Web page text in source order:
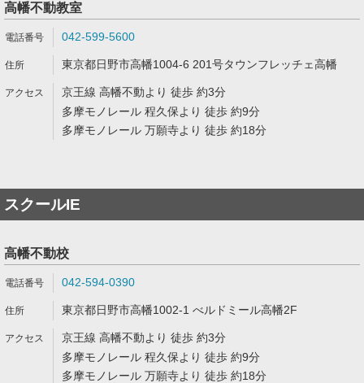
高幡不動教室
042-599-5600
東京都日野市高幡1004-6 201号タウンフレッチェ高幡
京王線 高幡不動より 徒歩 約3分
多摩モノレール 程久保より 徒歩 約9分
多摩モノレール 万願寺より 徒歩 約18分
スクールIE
高幡不動校
042-594-0390
東京都日野市高幡1002-1 べルドミール高幡2F
京王線 高幡不動より 徒歩 約3分
多摩モノレール 程久保より 徒歩 約9分
多摩モノレール 万願寺より 徒歩 約18分